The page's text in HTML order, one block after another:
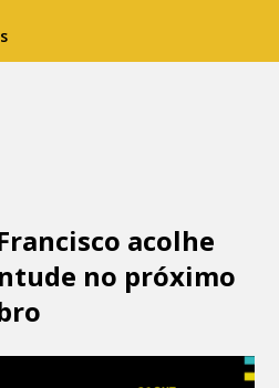
acolhe
no próximo